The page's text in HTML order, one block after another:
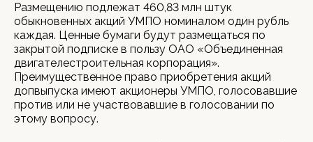
Размещению подлежат 460,83 млн штук
обыкновенных акций УМПО номиналом один рубль
каждая. Ценные бумаги будут размещаться по
закрытой подписке в пользу ОАО «Объединенная
двигателестроительная корпорация».
Преимущественное право приобретения акций
допвыпуска имеют акционеры УМПО, голосовавшие
против или не участвовавшие в голосовании по
этому вопросу.